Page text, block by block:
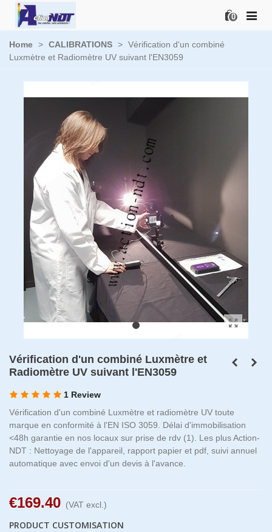
0
Home > CALIBRATIONS > Vérification d'un combiné
Luxmètre et Radiomètre UV suivant l'EN3059
Vérification d'un combiné Luxmètre et
Radiomètre UV suivant l'EN3059
1 Review
Vérification d'un combiné Luxmètre et radiomètre UV toute
marque en conformité à l'EN ISO 3059. Délai d'immobilisation
<48h garantie en nos locaux sur prise de rdv (1). Les plus Action-
NDT : Nettoyage de l'appareil, rapport papier et pdf, suivi annuel
automatique avec envoi d'un devis à l'avance.
€169.40 (VAT excl.)
PRODUCT CUSTOMISATION